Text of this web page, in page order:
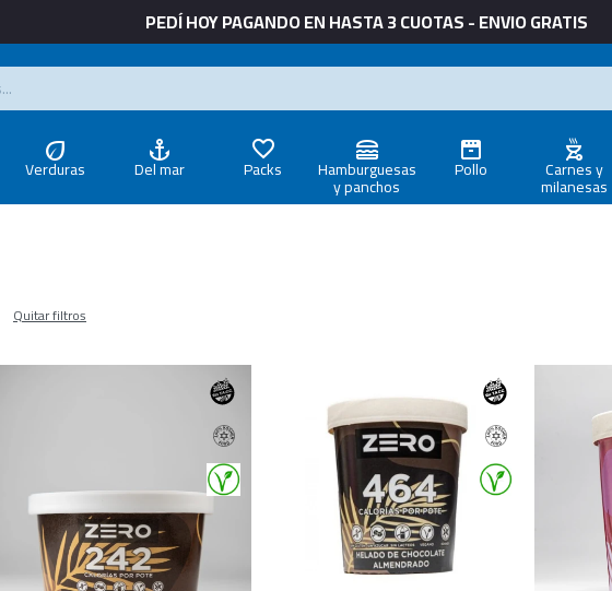
PEDÍ HOY PAGANDO EN HASTA 3 CUOTAS - ENVIO GRATIS
Verduras Del mar Packs Hamburguesas
y panchos
Pollo Carnes y
milanesas
Quitar filtros